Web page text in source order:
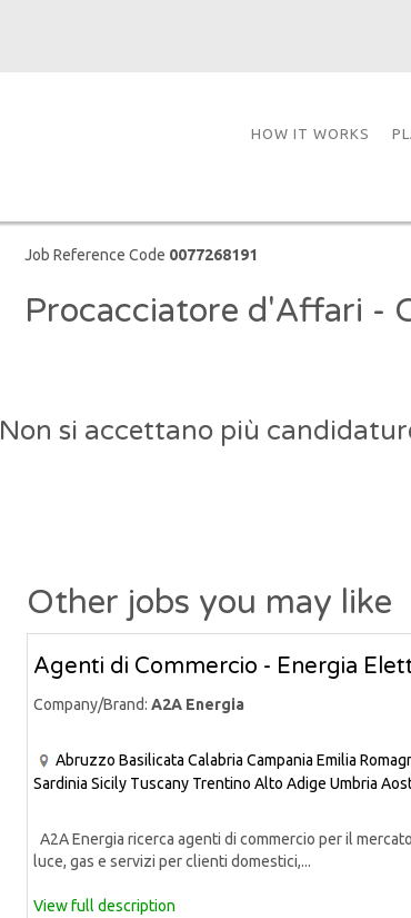
HOW IT WORKS
Job Reference Code 0077268191
Procacciatore d'Affari -
Non si accettano più
Other jobs you may like
Agenti di Commercio - Energia
Company/Brand: A2A Energia
Abruzzo Basilicata Calabria Campania Emilia
Sardinia Sicily Tuscany Trentino Alto Adige Umbria
A2A Energia ricerca agenti di commercio per il
luce, gas e servizi per clienti domestici,...
View full description